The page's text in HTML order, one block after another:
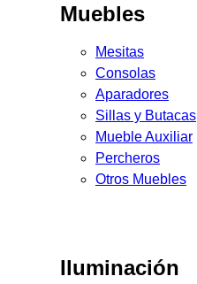
Muebles
Mesitas
Consolas
Aparadores
Sillas y Butacas
Mueble Auxiliar
Percheros
Otros Muebles
Iluminación